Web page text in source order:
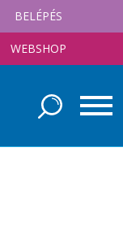
BELÉPÉS
WEBSHOP